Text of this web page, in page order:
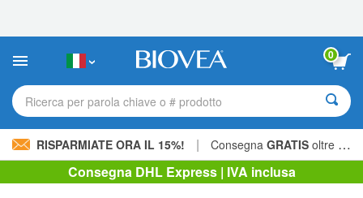
sito
include
sistema
0
Ricerca per parola chiave o # prodotto
RISPARMIATE ORA IL 15%! | Consegna GRATIS oltre 60,00 € »
Consegna DHL Express | IVA inclusa